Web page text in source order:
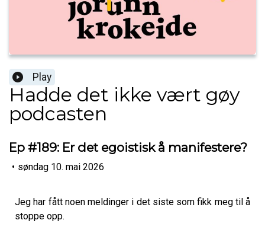
Play
Hadde det ikke vært gøy
podcasten
Ep #189: Er det egoistisk å manifestere?
• søndag 10. mai 2026
Jeg har fått noen meldinger i det siste som fikk meg til å
stoppe opp.